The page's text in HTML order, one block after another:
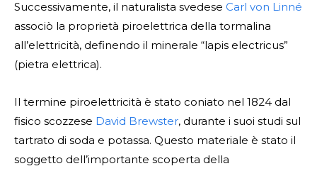
Successivamente, il naturalista svedese Carl von Linné
associò la proprietà piroelettrica della tormalina
all’elettricità, definendo il minerale “lapis electricus”
(pietra elettrica).
Il termine piroelettricità è stato coniato nel 1824 dal
fisico scozzese David Brewster, durante i suoi studi sul
tartrato di soda e potassa. Questo materiale è stato il
soggetto dell’importante scoperta della